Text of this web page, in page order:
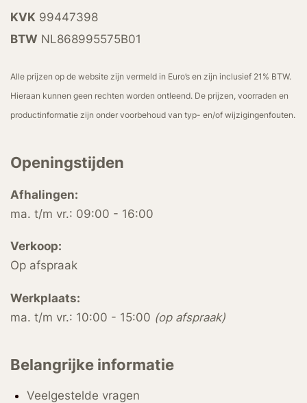
KVK 99447398
BTW NL868995575B01
Alle prijzen op de website zijn vermeld in Euro’s en zijn inclusief 21% BTW.
Hieraan kunnen geen rechten worden ontleend. De prijzen, voorraden en
productinformatie zijn onder voorbehoud van typ- en/of wijzigingenfouten.
Openingstijden
Afhalingen:
ma. t/m vr.: 09:00 - 16:00
Verkoop:
Op afspraak
Werkplaats:
ma. t/m vr.: 10:00 - 15:00 (op afspraak)
Belangrijke informatie
Veelgestelde vragen